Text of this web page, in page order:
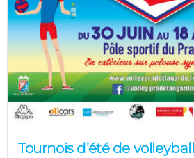
Tournois d’été de